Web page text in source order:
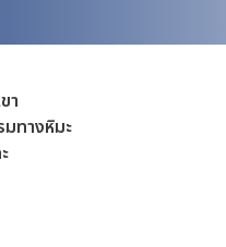
า
ทางหิมะ